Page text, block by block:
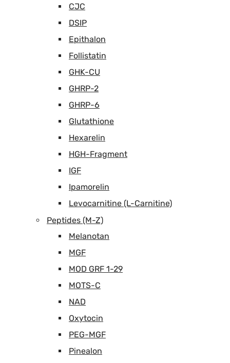
CJC
DSIP
Epithalon
Follistatin
GHK-CU
GHRP-2
GHRP-6
Glutathione
Hexarelin
HGH-Fragment
IGF
Ipamorelin
Levocarnitine (L-Carnitine)
Peptides (M-Z)
Melanotan
MGF
MOD GRF 1-29
MOTS-C
NAD
Oxytocin
PEG-MGF
Pinealon